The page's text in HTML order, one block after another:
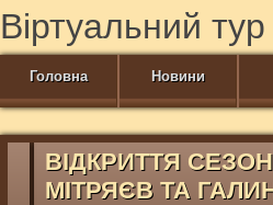
Віртуальний
Головна Новини
ВІДКРИТТЯ
МІТРЯЄВ ТА